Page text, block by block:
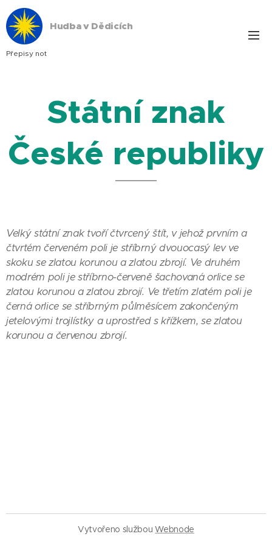
Hudba v Dědicích
Přepisy not
Státní znak
České republiky
Velký státní znak tvoří čtvrcený štít, v jehož prvním a
čtvrtém červeném poli je stříbrný dvouocasý lev ve
skoku se zlatou korunou a zlatou zbrojí. Ve druhém
modrém poli je stříbrno-červeně šachovaná orlice se
zlatou korunou a zlatou zbrojí. Ve třetím zlatém poli je
černá orlice se stříbrným půlměsícem zakončeným
jetelovými trojlístky a uprostřed s křížkem, se zlatou
korunou a červenou zbrojí.
Vytvořeno službouWebnode